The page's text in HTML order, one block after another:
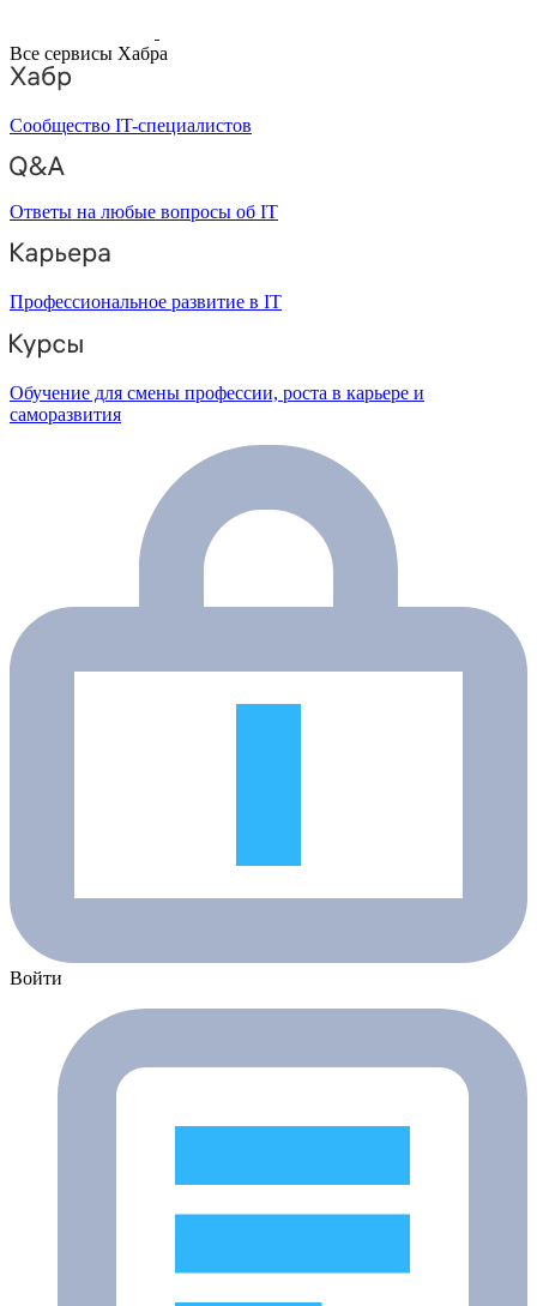
Все сервисы Хабра
Сообщество IT-специалистов
Ответы на любые вопросы об IT
Профессиональное развитие в IT
Обучение для смены профессии, роста в карьере и
саморазвития
Войти